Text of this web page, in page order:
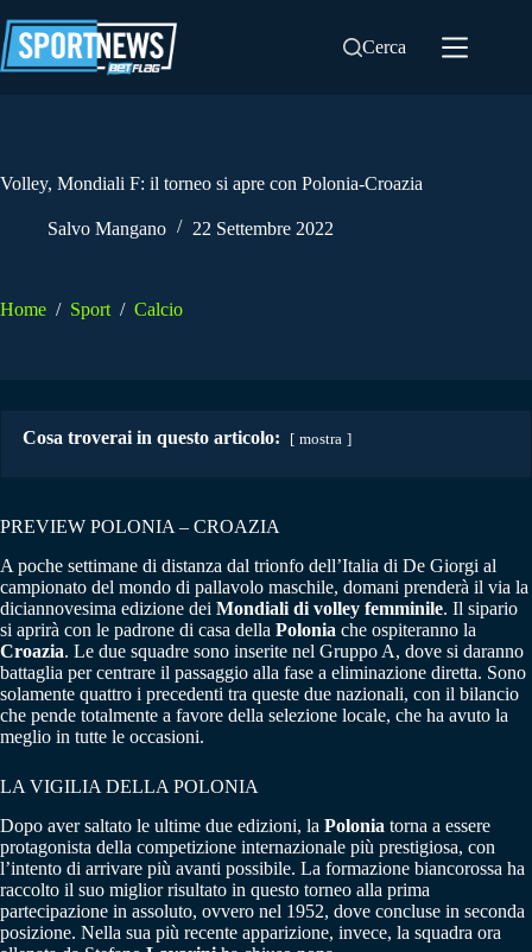
al
contenuto
Cerca
Volley, Mondiali F: il torneo si apre con Polonia-Croazia
Salvo Mangano 22 Settembre 2022
Home / Sport / Calcio
Cosa troverai in questo articolo: mostra
PREVIEW POLONIA – CROAZIA
A poche settimane di distanza dal trionfo dell’Italia di De Giorgi al
campionato del mondo di pallavolo maschile, domani prenderà il via la
diciannovesima edizione dei Mondiali di volley femminile. Il sipario
si aprirà con le padrone di casa della Polonia che ospiteranno la
Croazia. Le due squadre sono inserite nel Gruppo A, dove si daranno
battaglia per centrare il passaggio alla fase a eliminazione diretta. Sono
solamente quattro i precedenti tra queste due nazionali, con il bilancio
che pende totalmente a favore della selezione locale, che ha avuto la
meglio in tutte le occasioni.
LA VIGILIA DELLA POLONIA
Dopo aver saltato le ultime due edizioni, la Polonia torna a essere
protagonista della competizione internazionale più prestigiosa, con
l’intento di arrivare più avanti possibile. La formazione biancorossa ha
raccolto il suo miglior risultato in questo torneo alla prima
partecipazione in assoluto, ovvero nel 1952, dove concluse in seconda
posizione. Nella sua più recente apparizione, invece, la squadra ora